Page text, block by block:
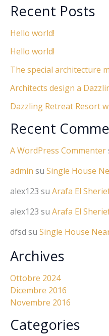
Recent Posts
Hello world!
Hello world!
The special architecture
Architects design a
Dazzling Retreat Resort
Recent
A WordPress Commenter
admin su Single House
alex123 su Arafa El
alex123 su Arafa El
dfsd su Single House
Archives
Ottobre 2024
Dicembre 2016
Novembre 2016
Categories